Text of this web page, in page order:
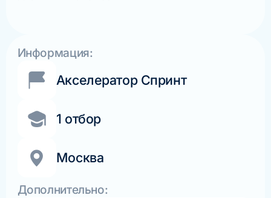
Информация:
Акселератор Спринт
1 отбор
Москва
Дополнительно: